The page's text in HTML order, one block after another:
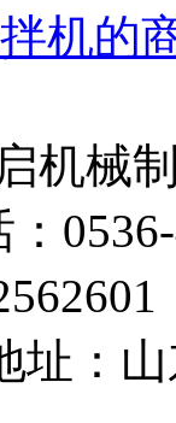
机的
机械
：
址：